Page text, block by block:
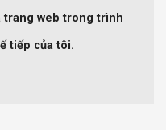
trang web trong trình
tiếp của tôi.